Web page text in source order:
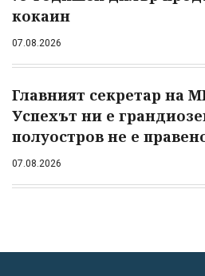
кокаин
07.08.2026
Главният секретар на
Успехът ни е
полуостров не е
07.08.2026